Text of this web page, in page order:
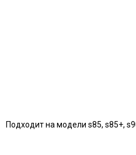
Подходит на модели s85, s85+,